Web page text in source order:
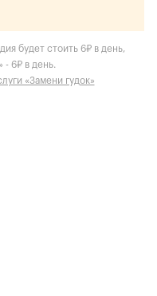
будет стоить 6₽ в день,
- 6₽ в день.
«Замени гудок»